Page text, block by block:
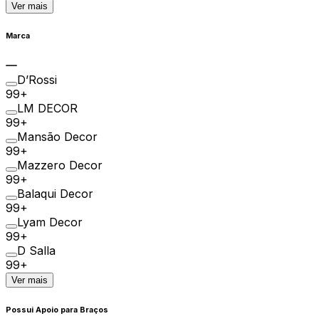
Ver mais
Marca
D’Rossi
99+
LM DECOR
99+
Mansão Decor
99+
Mazzero Decor
99+
Balaqui Decor
99+
Lyam Decor
99+
D Salla
99+
Ver mais
Possui Apoio para Braços